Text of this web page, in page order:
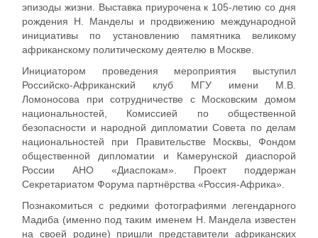
эпизоды жизни. Выставка приурочена к 105-летию со дня
рождения Н. Манделы и продвижению международной
инициативы по установлению памятника великому
африканскому политическому деятелю в Москве.
Инициатором проведения мероприятия выступил
Российско-Африканский клуб МГУ имени М.В.
Ломоносова при сотрудничестве с Московским домом
национальностей, Комиссией по общественной
безопасности и народной дипломатии Совета по делам
национальностей при Правительстве Москвы, Фондом
общественной дипломатии и Камерунской диаспорой
России АНО «Диаспокам». Проект поддержан
Секретариатом Форума партнёрства «Россия-Африка».
Познакомиться с редкими фотографиями легендарного
Мадиба (именно под таким именем Н. Мандела известен
на своей родине) пришли представители африканских